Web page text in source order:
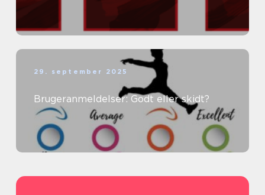
29. september 2025
Brugeranmeldelser: Godt eller skidt?